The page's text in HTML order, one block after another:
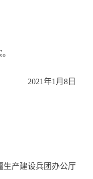
2021年1月8日
生产建设兵团办公厅